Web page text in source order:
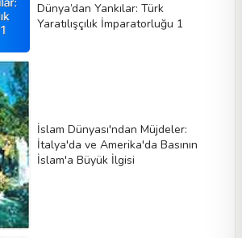
Dünya’dan Yankılar: Türk
Yaratılışçılık İmparatorluğu 1
İslam Dünyası'ndan Müjdeler:
İtalya'da ve Amerika'da Basının
İslam'a Büyük İlgisi